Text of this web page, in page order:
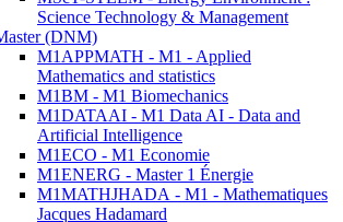
Science Technology & Management
(DNM)
M1APPMATH - M1 - Applied
Mathematics and statistics
M1BM - M1 Biomechanics
M1DATAAI - M1 Data AI - Data and
Artificial Intelligence
M1ECO - M1 Economie
M1ENERG - Master 1 Énergie
M1MATHJHADA - M1 - Mathematiques
Jacques Hadamard